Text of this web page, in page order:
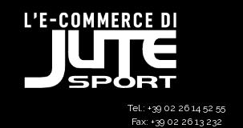
Tel.: +39 02 26 14 52 55
Fax: +39 02 26 13 232